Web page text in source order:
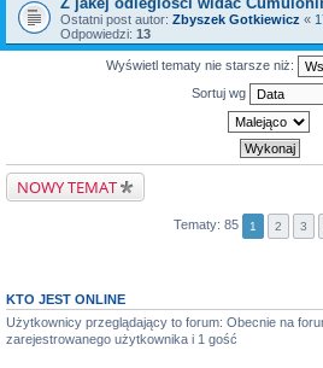
Ostatni post autor: Zbyszek Gotkiewicz «
Odpowiedzi: 13
Wyświetl tematy nie starsze niż:
Sortuj wg
NOWY TEMAT
Tematy: 85 1 2 3
KTO JEST ONLINE
Użytkownicy przeglądający to forum: Obecnie na
zarejestrowanego użytkownika i 1 gość